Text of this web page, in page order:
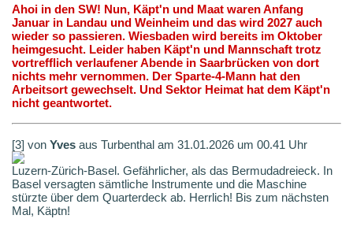
Ahoi in den SW! Nun, Käpt'n und Maat waren Anfang
Januar in Landau und Weinheim und das wird 2027 auch
wieder so passieren. Wiesbaden wird bereits im Oktober
heimgesucht. Leider haben Käpt'n und Mannschaft trotz
vortrefflich verlaufener Abende in Saarbrücken von dort
nichts mehr vernommen. Der Sparte-4-Mann hat den
Arbeitsort gewechselt. Und Sektor Heimat hat dem Käpt'n
nicht geantwortet.
[3] von Yves aus Turbenthal am 31.01.2026 um 00.41 Uhr
Luzern-Zürich-Basel. Gefährlicher, als das Bermudadreieck. In
Basel versagten sämtliche Instrumente und die Maschine
stürzte über dem Quarterdeck ab. Herrlich! Bis zum nächsten
Mal, Käptn!